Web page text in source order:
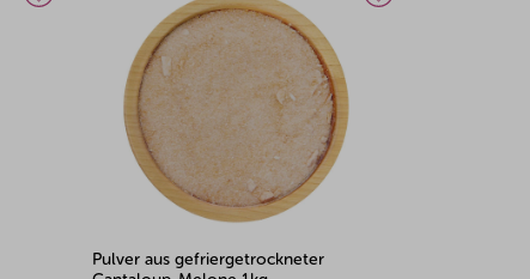
Pulver aus gefriergetrockneter